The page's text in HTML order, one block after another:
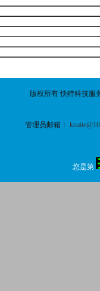
版权所有 快特科技服
管理员邮箱：
您是第